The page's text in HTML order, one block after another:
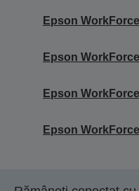
Epson
Epson
Epson
Epson